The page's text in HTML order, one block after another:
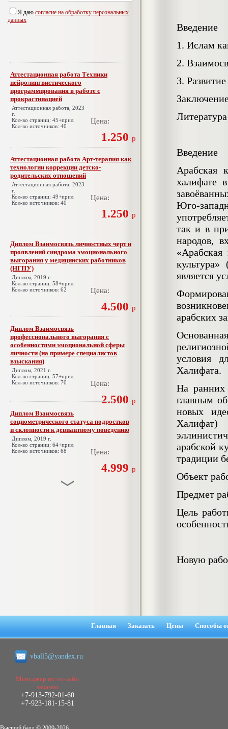
Я даю согласие на обработку персональных
данных
Аттестационная работа Техники
нейролингвистического
программирования в работе с
прокрастинацией
Аттестационная работа, 2023
г.
Кол-во страниц: 45+прил.
Кол-во источников: 40
Цена:
1.250 р
Аттестационная работа Арт-терапия как
технологии коррекции детско-
родительских отношений
Аттестационная работа, 2023
г.
Кол-во страниц: 49+прил.
Кол-во источников: 40
Цена:
1.250 р
Диплом Взаимосвязь личностных черт и
проявлений синдрома эмоционального
выгорания у медицинских работников
(НГПУ)
Диплом, 2019 г.
Кол-во страниц: 58+прил.
Кол-во источников: 62
Цена:
4.500 р
Диплом Взаимосвязь
профессионального выгорания с
особенностями эмоциональной сферы
личности (на примере специалистов
взыскания)
Диплом, 2021 г.
Кол-во страниц: 57+прил.
Кол-во источников: 70
Цена:
2.500 р
Диплом Взаимосвязь
социометрического статуса подростков
и склонности к девиантному поведению
Диплом, 2019 г.
Кол-во страниц: 64+прил.
Кол-во источников: 68
Цена:
4.999 р
5.000
причинённого жизни или здоровью
гражданина в гражданском
законодательстве (СГУПС)
Диплом, 2019 г.
Кол-во страниц: 61+прил.
Введение
1. Ислам
2.
3.
Введение
Арабская
халифате
Юго-
так и в
народов,
«Арабская
является
арабских
условия
Халифата.
На ранних
главным
новых
Халифат)
арабской
традиции
Объект
Предмет
Цель
Новую
Главная Заказать Цены Способы
vball5@yandex.ru
Менеджер по он-лайн
заказам
+7-913-792-01-60
+7-923-181-15-81